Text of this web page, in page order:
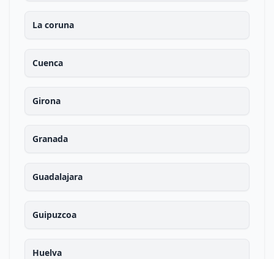
La coruna
Cuenca
Girona
Granada
Guadalajara
Guipuzcoa
Huelva